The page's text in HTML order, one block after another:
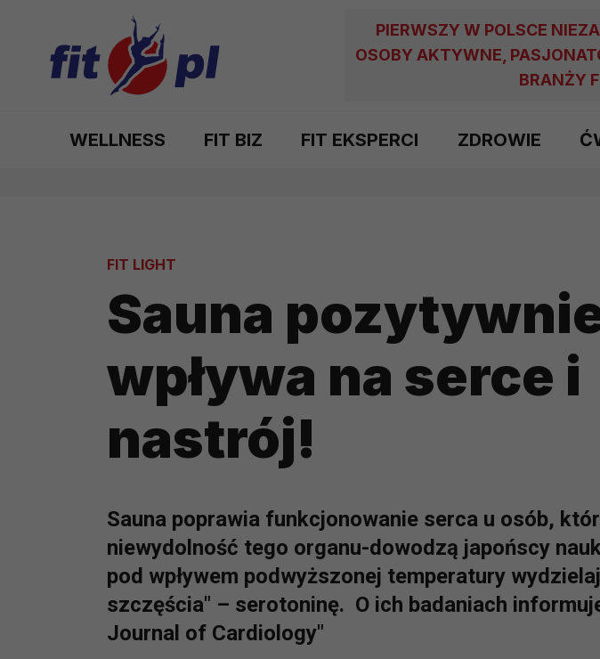
PIERWSZY W POLSCE
OSOBY AKTYWNE,
BRANŻY
WELLNESS FIT BIZ FIT EKSPERCI ZDROWIE
FIT LIGHT
Sauna
wpływa na serce i
nastrój!
Sauna poprawia funkcjonowanie serca u osób,
niewydolność tego organu-dowodzą japońscy
pod wpływem podwyższonej temperatury
szczęścia" – serotoninę. O ich badaniach
Journal of Cardiology"